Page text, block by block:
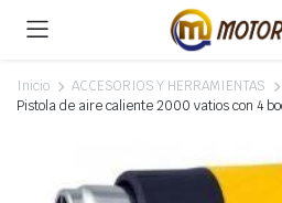
Inicio ACCESORIOS Y HERRAMIENTAS
Pistola de aire caliente 2000 vatios con 4